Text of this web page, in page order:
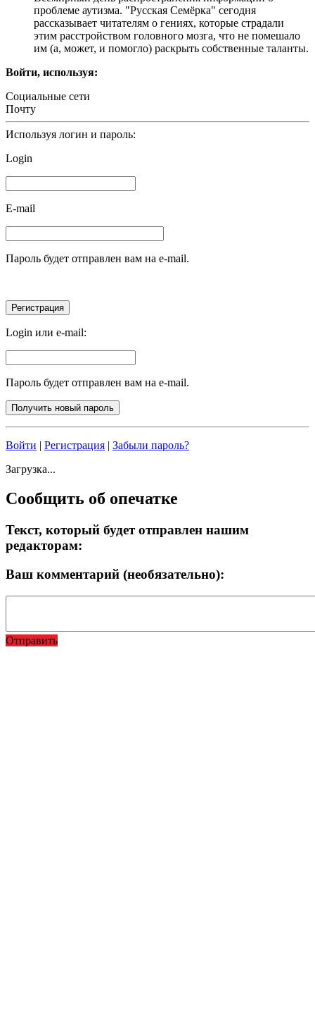
проблеме аутизма. "Русская Семёрка" сегодня
рассказывает читателям о гениях, которые страдали
этим расстройством головного мозга, что не помешало
им (а, может, и помогло) раскрыть собственные таланты.
Войти, используя:
Социальные сети
Почту
Используя логин и пароль:
Login
E-mail
Пароль будет отправлен вам на e-mail.
Login или e-mail:
Пароль будет отправлен вам на e-mail.
Войти | Регистрация | Забыли пароль?
Загрузка...
Сообщить об опечатке
Текст, который будет отправлен нашим
редакторам:
Ваш комментарий (необязательно):
Отправить